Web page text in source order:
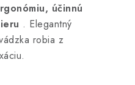
účinnú
. Elegantný
robia z